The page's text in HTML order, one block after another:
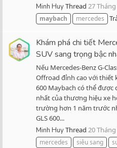
Minh HuyThread 27 Tháng
maybach
mercedes
Khám phá chi tiết
SUV sang trọng bậc
Nếu Mercedes-Benz G-
Offroad đỉnh cao với thiết
600 Maybach có thể được
nhất của thương hiệu xe
trường hơn 1 năm trước
GLS 600...
Minh HuyThread 20 Tháng
mercedes
siêu sang